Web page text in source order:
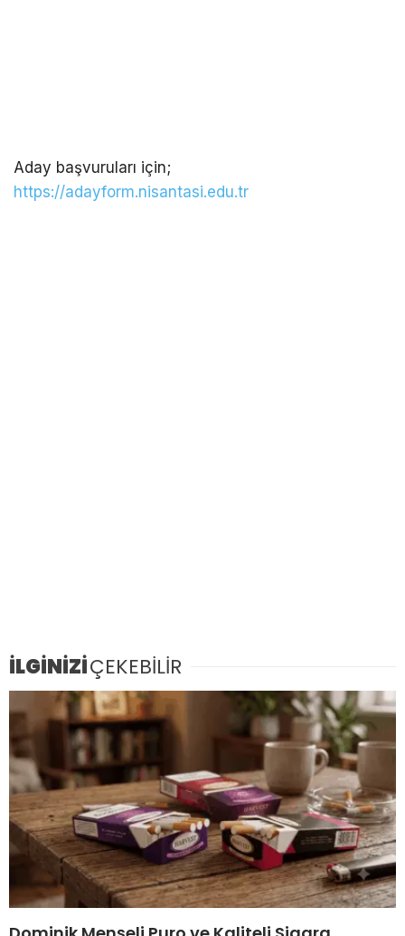
Aday başvuruları için;
https://adayform.nisantasi.edu.tr
İLGİNİZİÇEKEBİLİR